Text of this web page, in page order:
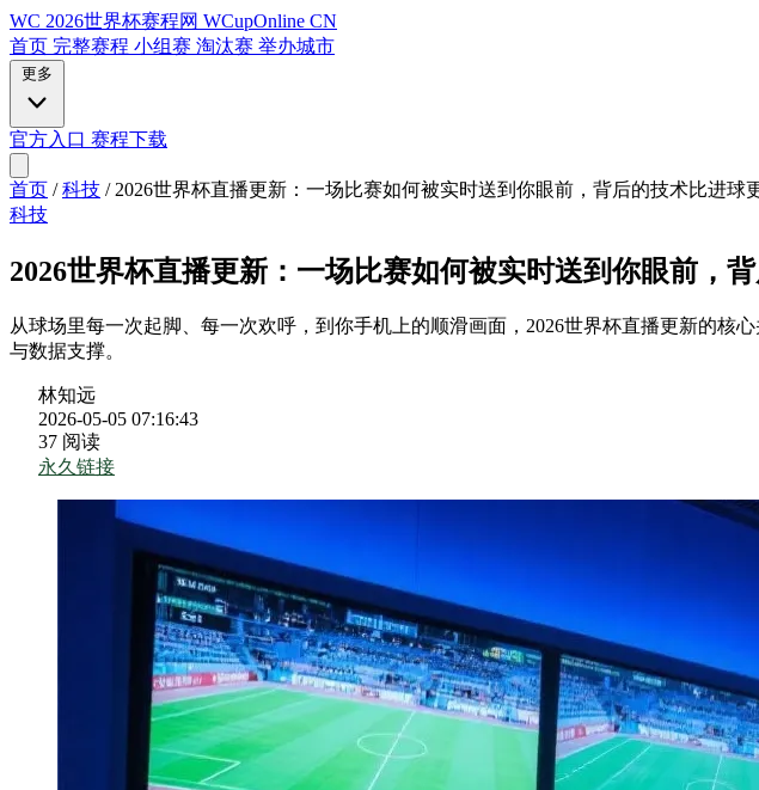
WC 2026世界杯赛程网 WCupOnline CN
首页 完整赛程 小组赛 淘汰赛 举办城市
更多
官方入口 赛程下载
首页 / 科技 / 2026世界杯直播更新：一场比赛如何被实时送到你眼前，背后的技术比进球
科技
2026世界杯直播更新：一场比赛如何被实时送到你眼前，
从球场里每一次起脚、每一次欢呼，到你手机上的顺滑画面，2026世界杯直播更新的核
与数据支撑。
林知远
2026-05-05 07:16:43
37 阅读
永久链接